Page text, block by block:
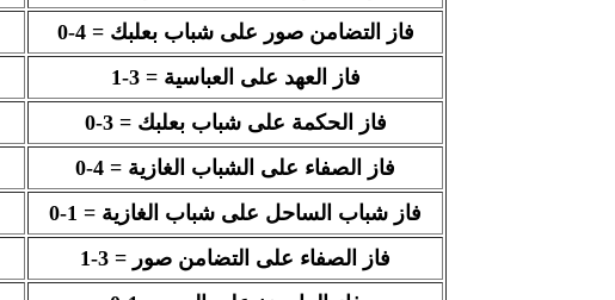
فاز التضامن صور على شباب بعلبك = 4-0
فاز العهد على العباسية = 3-1
فاز الحكمة على شباب بعلبك = 3-0
فاز الصفاء على الشباب الغازية = 4-0
فاز شباب الساحل على شباب الغازية = 1-0
فاز الصفاء على التضامن صور = 3-1